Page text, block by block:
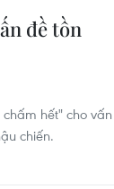
đề tồn
hết" cho vấn
chiến.